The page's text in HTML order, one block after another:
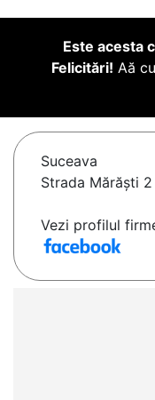
Este acesta
Felicitări! Aă
Suceava
Strada Mărăști 2
Vezi profilul